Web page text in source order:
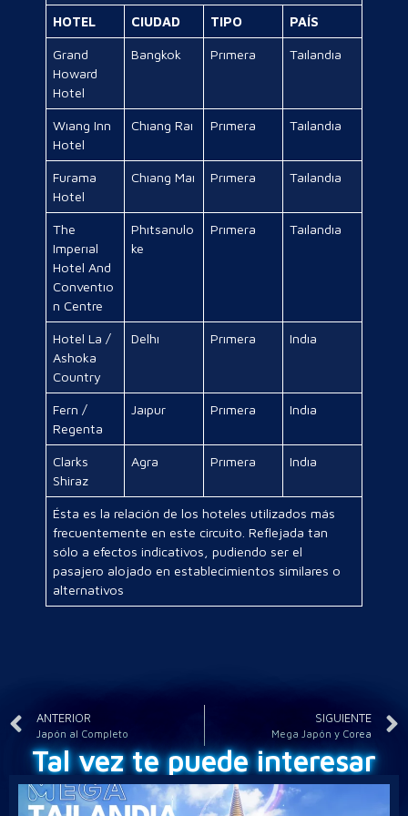
HOTEL CIUDAD TIPO PAÍS
Grand
Howard
Hotel
Bangkok Prımera Taılandıa
Wıang Inn
Hotel
Chıang Raı Prımera Taılandıa
Furama
Hotel
Chıang Maı Prımera Taılandıa
The
Imperıal
Hotel And
Conventıo
n Centre
Phıtsanulo
ke
Prımera Taılandıa
Hotel La /
Ashoka
Country
Delhı Prımera Indıa
Fern /
Regenta
Jaıpur Prımera Indıa
Clarks
Shiraz
Agra Prımera Indıa
Ésta es la relación de los hoteles utilizados más
frecuentemente en este circuito. Reflejada tan
sólo a efectos indicativos, pudiendo ser el
pasajero alojado en establecimientos similares o
alternativos
ANTERIOR
Japón al Completo
SIGUIENTE
Mega Japón y Corea
Tal vez te puede interesar